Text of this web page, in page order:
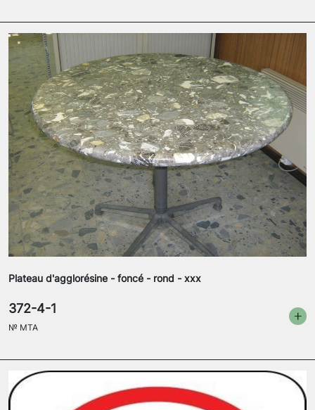
Plateau d'agglorésine - foncé - rond - xxx
372-4-1
№ MTA